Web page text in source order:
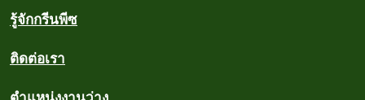
รู้จักกรีนพีซ
ติดต่อเรา